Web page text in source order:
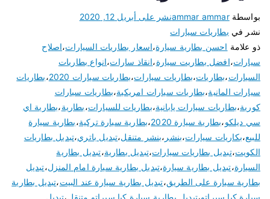
بواسطةammar ammarنشر على أبريل 12, 2020
نشر في بطاريات سيارات
ذو علامة احسن بطارية سيارة،اسعار بطاريات السيارات،اصلاح
سيارات،افضل بطاريت سيارة،انقاذ سارات،انواع بطاريات
السيارات،بطاريات،بطاريات سيارات،بطاريات سيارات 2020 ،بطاريات
سيارات المانية،بطاريات سيارات امريكية،بطاريات سيارات
كورية،بطاريات سيارات يابانية،بطاريات للسيارات،بطارية،بطارية اي
سي ديلكو،بطارية سيارة 2020 ،بطارية سيارة تركية،بطارية سيارة
للبيع،بكاريات سيارات،بنشر ،بنشر متنقل،تبديل باتري،تبديل بطاريات
الكويت،تبديل بطاريات سيارات،تبديل بطارية،تبديل بطارية
السيارة،تبديل بطارية سيارة،تبديل بطارية سيارة امام المنزل،تبديل
بطارية سيارة على الطريق،تبديل بطارية سيارة عند البيت،تبديل بطارية